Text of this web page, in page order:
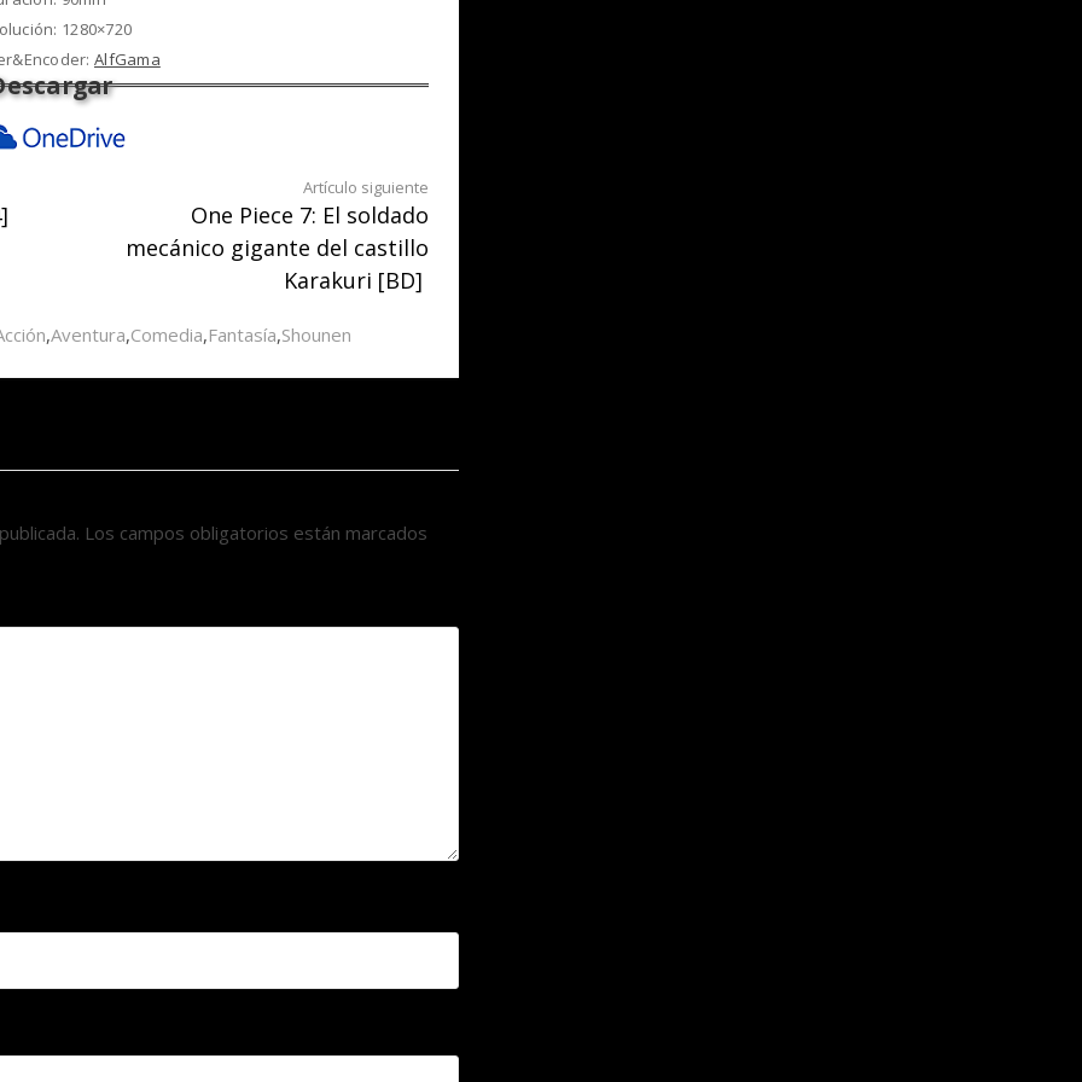
1280×720
AlfGama
Artículo siguiente
One Piece 7: El soldado
mecánico gigante del castillo
Karakuri [BD]
,Aventura,Comedia,Fantasía,Shounen
Los campos obligatorios están marcados